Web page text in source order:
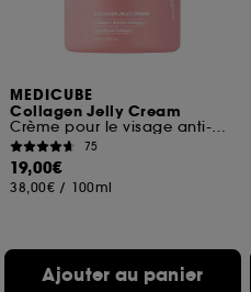
MEDICUBE
Collagen Jelly Cream
Crème pour le visage anti-âges
75
19,00€
38,00€ / 100ml
Ajouter au panier